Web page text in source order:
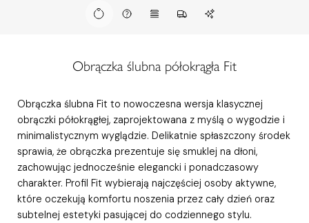
Obrączka ślubna półokrągła Fit
Obrączka ślubna Fit to nowoczesna wersja klasycznej
obrączki półokrągłej, zaprojektowana z myślą o wygodzie i
minimalistycznym wyglądzie. Delikatnie spłaszczony środek
sprawia, że obrączka prezentuje się smuklej na dłoni,
zachowując jednocześnie elegancki i ponadczasowy
charakter. Profil Fit wybierają najczęściej osoby aktywne,
które oczekują komfortu noszenia przez cały dzień oraz
subtelnej estetyki pasującej do codziennego stylu.